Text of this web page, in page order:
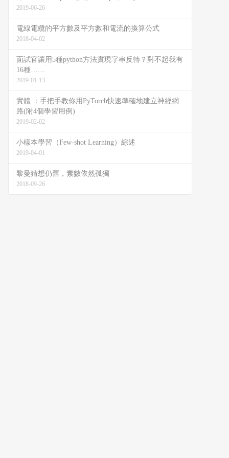
2019-06-26
電線電纜的平方數及平方數和電流的換算公式
2018-04-02
面試官讓用5種python方法實現字串反轉？對不起我有
16種……
2019-01-13
實體 ：手把手教你用PyTorch快速準確地建立神經網
路(附4個學習用例)
2019-02-02
小樣本學習（Few-shot Learning）綜述
2019-04-01
黎曼猜想仍舊，素數依然孤獨
2018-09-26